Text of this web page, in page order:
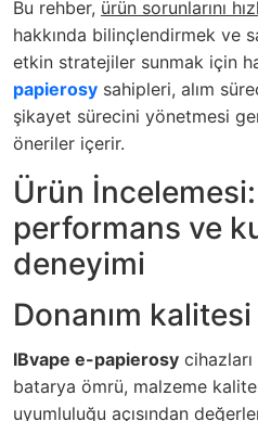
Bu rehber, ürün sorunlarını
hakkında bilinçlendirmek ve
etkin stratejiler sunmak için
papierosy sahipleri, alım
şikayet sürecini yönetmesi
öneriler içerir.
Ürün İncelemesi:
performans ve
deneyimi
Donanım kalitesi
IBvape e-papierosy
batarya ömrü, malzeme
uyumluluğu açısından